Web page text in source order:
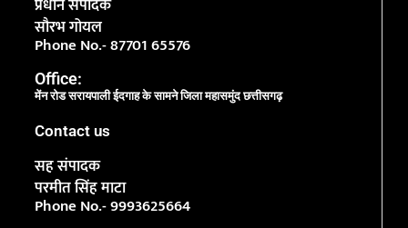
प्रधान संपादक
सौरभ गोयल
Phone No.- 87701 65576
Office:
मेंन रोड सरायपाली ईदगाह के सामने जिला महासमुंद छत्तीसगढ़
Contact us
सह संपादक
परमीत सिंह माटा
Phone No.- 9993625664